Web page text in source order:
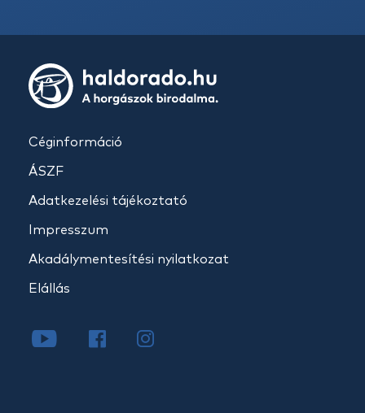
Céginformáció
ÁSZF
Adatkezelési tájékoztató
Impresszum
Akadálymentesítési nyilatkozat
Elállás